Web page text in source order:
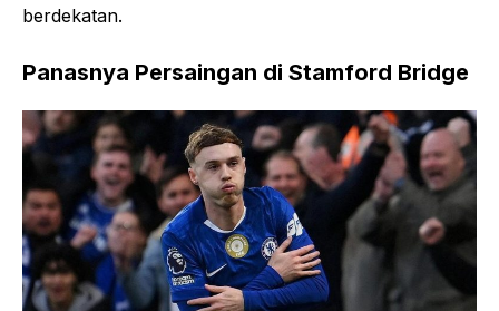
berdekatan.
Panasnya Persaingan di Stamford Bridge